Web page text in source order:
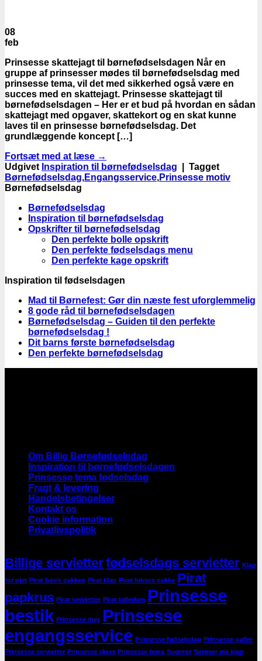
08
feb
Prinsesse skattejagt til børnefødselsdagen Når en
gruppe af prinsesser mødes til børnefødselsdag med
prinsesse tema, vil det med sikkerhed også være en
succes med en skattejagt. Prinsesse skattejagt til
børnefødselsdagen – Her er et bud på hvordan en sådan
skattejagt med opgaver, skattekort og en skat kunne
laves til en prinsesse børnefødselsdag. Det
grundlæggende koncept […]
Fortsæt med at læse →
Udgivet Inspiration til børnefødselsdag
Tagget
Børnefødselsdag,Engangsservice,Prinsesse motiv
Børnefødselsdag
Børnefødselsdag
Inspiration til børnefødselsdag
Opskrifter til børnefødselsdag
Den perfekte bolle opskrift
Den perfekte fødselsdags menu
Den perfekte kage opskrift
Inspiration til fødselsdagen
Mad til Børnefest: Gør din næste fest uforglemmelig
8 gode råd til børnefødselsdagen
Børnefødselsdag – Guiden til den perfekte
børnefødselsdag !
Dit barns første børnefødselsdag
Den perfekte børnefødselsdag
Om Billig Børnefødselsdag
Inspiration til børnefødselsdagen
Prinsesse tema fødselsdag
Fragt & levering
Handelsbetingelser
Kontakt os
Cookie information
Privatlivspolitik
Billige servietterfødselsdags servietter Klap
for øjet Pirat basis pakken Pirat klap Pirat luksus pakke Pirat
papkrus Pirat servietter Pirat tallerken Prinsesse
bestik Prinsesse dug Prinsesse
engangsservice Prinsesse fødselsdag Prinsesse gafler
Prinsesse servietter Prinsesse skeer Prinsesse tema Sugerør Sørøver øje klap